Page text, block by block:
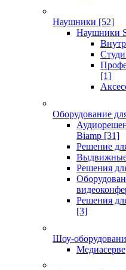
Наушники [52]
Наушники
[1]
Оборудование
Biamp [31]
Решение
Решения
Решения
[3]
Шоу-